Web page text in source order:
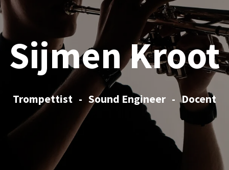
Sijmen Kroot
Trompettist - Sound Engineer - Docent